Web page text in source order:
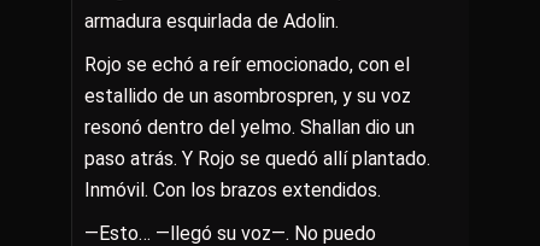
armadura esquirlada de Adolin.
Rojo se echó a reír emocionado, con el
estallido de un asombrospren, y su voz
resonó dentro del yelmo. Shallan dio un
paso atrás. Y Rojo se quedó allí plantado.
Inmóvil. Con los brazos extendidos.
—Esto… —llegó su voz—. No puedo